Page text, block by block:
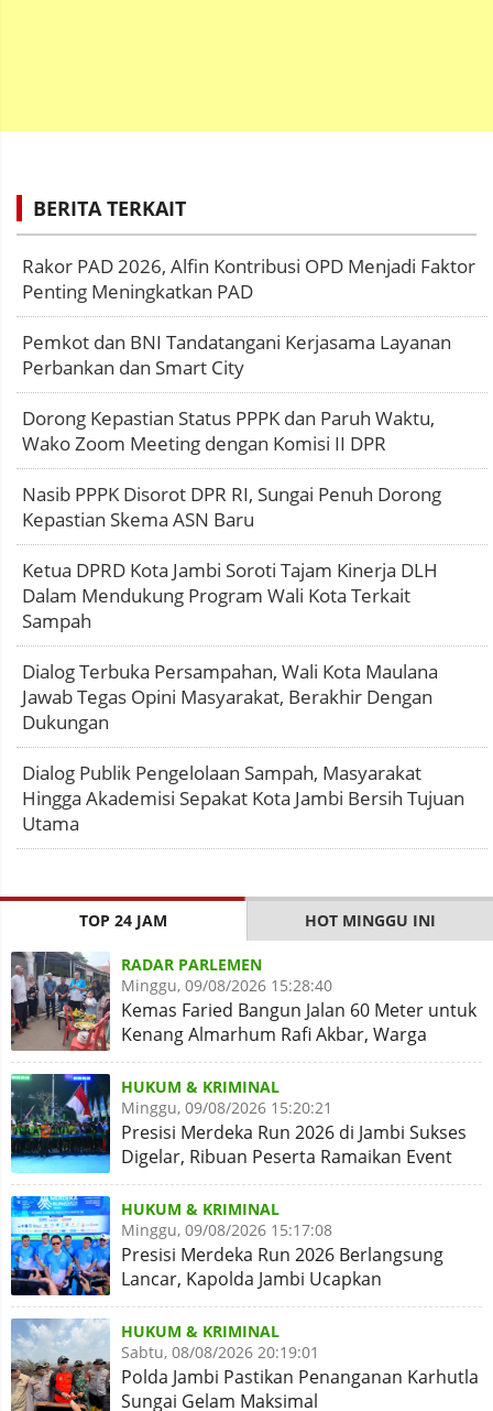
BERITA TERKAIT
Rakor PAD 2026, Alfin Kontribusi OPD Menjadi Faktor
Penting Meningkatkan PAD
Pemkot dan BNI Tandatangani Kerjasama Layanan
Perbankan dan Smart City
Dorong Kepastian Status PPPK dan Paruh Waktu,
Wako Zoom Meeting dengan Komisi II DPR
Nasib PPPK Disorot DPR RI, Sungai Penuh Dorong
Kepastian Skema ASN Baru
Ketua DPRD Kota Jambi Soroti Tajam Kinerja DLH
Dalam Mendukung Program Wali Kota Terkait
Sampah
Dialog Terbuka Persampahan, Wali Kota Maulana
Jawab Tegas Opini Masyarakat, Berakhir Dengan
Dukungan
Dialog Publik Pengelolaan Sampah, Masyarakat
Hingga Akademisi Sepakat Kota Jambi Bersih Tujuan
Utama
TOP 24 JAM HOT MINGGU INI
RADAR PARLEMEN
Minggu, 09/08/2026 15:28:40
Kemas Faried Bangun Jalan 60 Meter untuk
Kenang Almarhum Rafi Akbar, Warga
Simpang Rimbo Syukuran
HUKUM & KRIMINAL
Minggu, 09/08/2026 15:20:21
Presisi Merdeka Run 2026 di Jambi Sukses
Digelar, Ribuan Peserta Ramaikan Event
Nasional
HUKUM & KRIMINAL
Minggu, 09/08/2026 15:17:08
Presisi Merdeka Run 2026 Berlangsung
Lancar, Kapolda Jambi Ucapkan
Terimakasih dan Apresiasi
HUKUM & KRIMINAL
Sabtu, 08/08/2026 20:19:01
Polda Jambi Pastikan Penanganan Karhutla
Sungai Gelam Maksimal